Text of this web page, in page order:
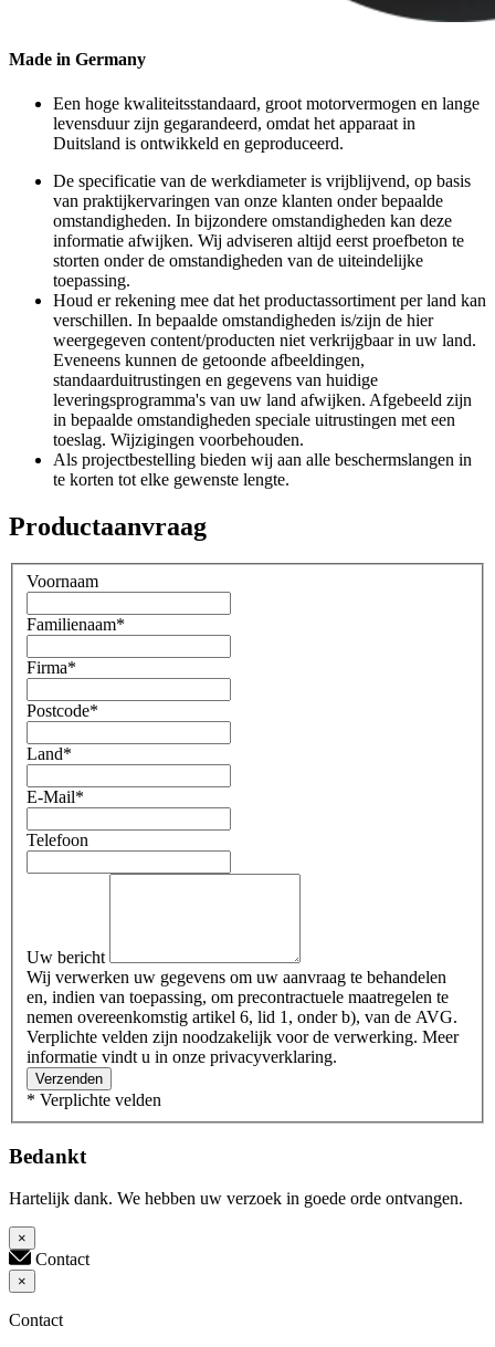
Made in Germany
Een hoge kwaliteitsstandaard, groot motorvermogen en lange
levensduur zijn gegarandeerd, omdat het apparaat in
Duitsland is ontwikkeld en geproduceerd.
De specificatie van de werkdiameter is vrijblijvend, op basis
van praktijkervaringen van onze klanten onder bepaalde
omstandigheden. In bijzondere omstandigheden kan deze
informatie afwijken. Wij adviseren altijd eerst proefbeton te
storten onder de omstandigheden van de uiteindelijke
toepassing.
Houd er rekening mee dat het productassortiment per land kan
verschillen. In bepaalde omstandigheden is/zijn de hier
weergegeven content/producten niet verkrijgbaar in uw land.
Eveneens kunnen de getoonde afbeeldingen,
standaarduitrustingen en gegevens van huidige
leveringsprogramma's van uw land afwijken. Afgebeeld zijn
in bepaalde omstandigheden speciale uitrustingen met een
toeslag. Wijzigingen voorbehouden.
Als projectbestelling bieden wij aan alle beschermslangen in
te korten tot elke gewenste lengte.
Productaanvraag
Voornaam
Familienaam*
Firma*
Postcode*
Land*
E-Mail*
Telefoon
Uw bericht
Wij verwerken uw gegevens om uw aanvraag te behandelen
en, indien van toepassing, om precontractuele maatregelen te
nemen overeenkomstig artikel 6, lid 1, onder b), van de AVG.
Verplichte velden zijn noodzakelijk voor de verwerking. Meer
informatie vindt u in onze privacyverklaring.
Verzenden
* Verplichte velden
Bedankt
Hartelijk dank. We hebben uw verzoek in goede orde ontvangen.
×
Contact
×
Contact